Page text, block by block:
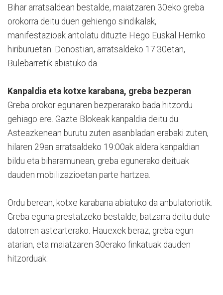
Bihar arratsaldean bestalde, maiatzaren 30eko greba
orokorra deitu duen gehiengo sindikalak,
manifestazioak antolatu dituzte Hego Euskal Herriko
hiriburuetan. Donostian, arratsaldeko 17:30etan,
Bulebarretik abiatuko da.
Kanpaldia eta kotxe karabana, greba bezperan
Greba orokor egunaren bezperarako bada hitzordu
gehiago ere. Gazte Blokeak kanpaldia deitu du.
Asteazkenean burutu zuten asanbladan erabaki zuten,
hilaren 29an arratsaldeko 19:00ak aldera kanpaldian
bildu eta biharamunean, greba egunerako deituak
dauden mobilizazioetan parte hartzea.
Ordu berean, kotxe karabana abiatuko da anbulatoriotik.
Greba eguna prestatzeko bestalde, batzarra deitu dute
datorren astearterako. Hauexek beraz, greba egun
atarian, eta maiatzaren 30erako finkatuak dauden
hitzorduak: